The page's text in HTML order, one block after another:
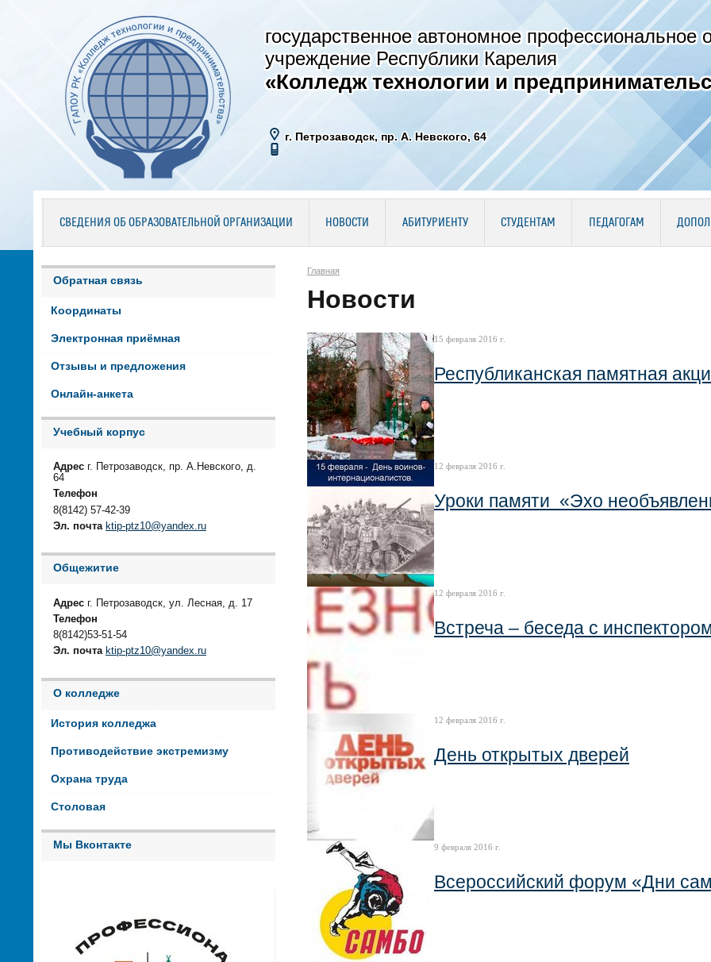
государственное автономное профессиональное
учреждение Республики Карелия
«Колледж технологии и
г. Петрозаводск, пр. А. Невского, 64
СВЕДЕНИЯ ОБ ОБРАЗОВАТЕЛЬНОЙ ОРГАНИЗАЦИИ НОВОСТИ АБИТУРИЕНТУ СТУДЕНТАМ ПЕДАГОГАМ
Обратная связь
Координаты
Электронная приёмная
Отзывы и предложения
Онлайн-анкета
Учебный корпус
Адрес г. Петрозаводск, пр. А.Невского, д.
64
Телефон
8(8142) 57-42-39
Эл. почта ktip-ptz10@yandex.ru
Общежитие
Адрес г. Петрозаводск, ул. Лесная, д. 17
Телефон
8(8142)53-51-54
Эл. почта ktip-ptz10@yandex.ru
О колледже
История колледжа
Противодействие экстремизму
Охрана труда
Столовая
Мы Вконтакте
Главная
Новости
15 февраля 2016 г.
Республиканская памятная
12 февраля 2016 г.
Уроки памяти «Эхо
12 февраля 2016 г.
Встреча – беседа с
12 февраля 2016 г.
День открытых дверей
9 февраля 2016 г.
Всероссийский форум «Дни